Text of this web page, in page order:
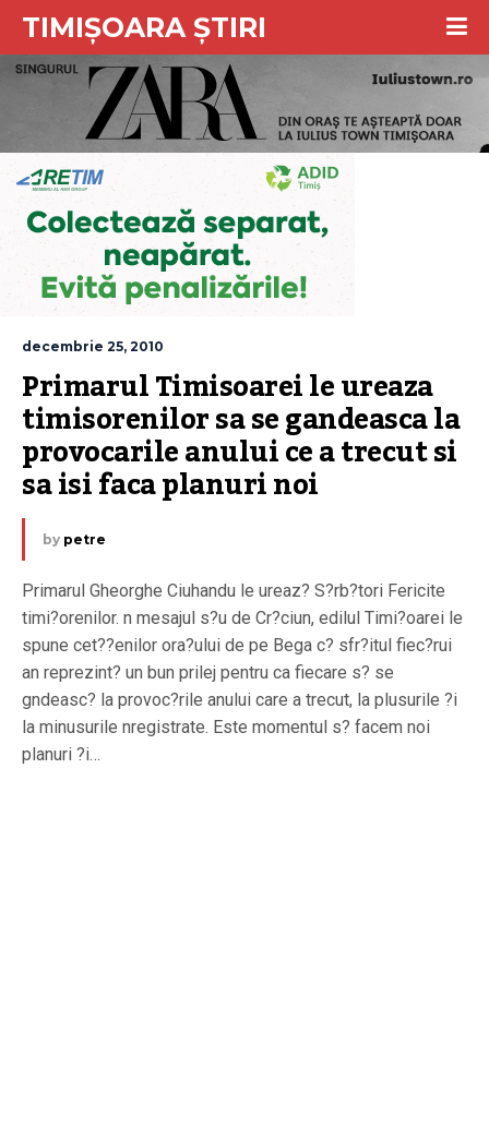
TIMIȘOARA ȘTIRI
decembrie 25, 2010
Primarul Timisoarei le ureaza
timisorenilor sa se gandeasca la
provocarile anului ce a trecut si
sa isi faca planuri noi
by petre
Primarul Gheorghe Ciuhandu le ureaz? S?rb?tori Fericite
timi?orenilor. n mesajul s?u de Cr?ciun, edilul Timi?oarei le
spune cet??enilor ora?ului de pe Bega c? sfr?itul fiec?rui
an reprezint? un bun prilej pentru ca fiecare s? se
gndeasc? la provoc?rile anului care a trecut, la plusurile ?i
la minusurile nregistrate. Este momentul s? facem noi
planuri ?i…